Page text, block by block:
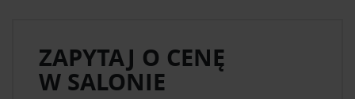
ZAPYTAJ O CENĘ
W SALONIE